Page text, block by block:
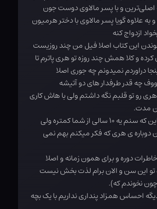
و با پسر مالاوی دوست جون
علاوه گویا پسر مالاوی با دختر هرمیون
ازدواج کنه
این کتاب اصلا فیل من چند روزیست
و کلا همش چند روزه تو هری پاترم تا
دراوردم نمیدونم چه جوری اصلا
چه قدر طرفدار های دو آتیشه
رو تو قلبم نگه داشتم ولی با هاش کاری
مدت.
و الان هم با این که سنم یه ۱۰ سالی از شما کمتره ولی
دوباره ی هری که فکر میکنم بهم نمی
خاطرات دوره و برای همون زمانه و اصلا
تو این سن و الان برام لذت بخش نیست
نخوندم که).
احساس همزاد پنداری نداریم با یک بچه